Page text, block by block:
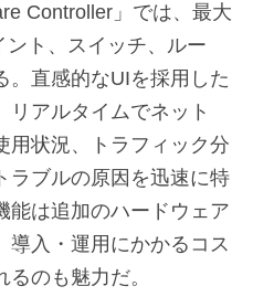
Controller」では、最大
ト、スイッチ、ルー
。直感的なUIを採用した
リアルタイムでネット
用状況、トラフィック分
ラブルの原因を迅速に特
能は追加のハードウェア
導入・運用にかかるコス
るのも魅力だ。